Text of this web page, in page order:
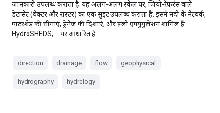
जानकारी उपलब्ध कराता है. यह अलग-अलग स्केल पर, जियो-रेफ़रंस वाले
डेटासेट (वेक्टर और रास्टर) का एक सुइट उपलब्ध कराता है. इसमें नदी के नेटवर्क,
वाटरशेड की सीमाएं, ड्रेनेज की दिशाएं, और फ़्लो एक्युमुलेशन शामिल हैं.
HydroSHEDS, … पर आधारित है
direction drainage flow geophysical
hydrography hydrology